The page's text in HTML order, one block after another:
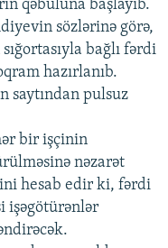
qəbuluna başlayıb.
sözlərinə görə,
bağlı fərdi
hazırlanıb.
saytından pulsuz
bir işçinin
nəzarət
hesab edir ki, fərdi
işəgötürənlər